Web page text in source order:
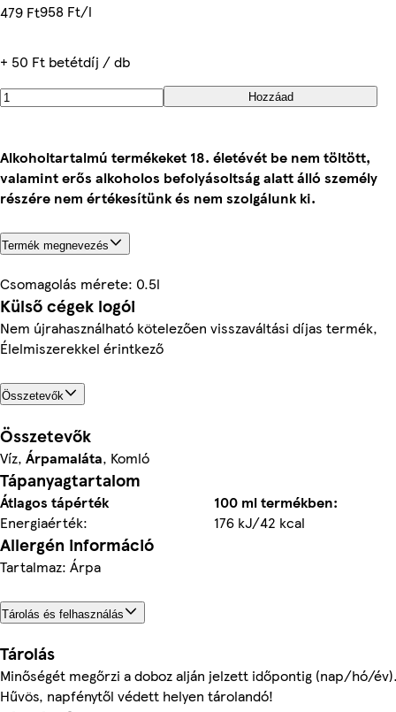
479 Ft958 Ft/l
+ 50 Ft betétdíj / db
Hozzáad
Alkoholtartalmú termékeket 18. életévét be nem töltött,
valamint erős alkoholos befolyásoltság alatt álló személy
részére nem értékesítünk és nem szolgálunk ki.
Termék megnevezés
Csomagolás mérete: 0.5l
Külső cégek logói
Nem újrahasználható kötelezően visszaváltási díjas termék,
Élelmiszerekkel érintkező
Összetevők
Összetevők
Víz, Árpamaláta, Komló
Tápanyagtartalom
Átlagos tápérték
100 ml termékben:
Energiaérték:
176 kJ/42 kcal
Allergén információ
Tartalmaz: Árpa
Tárolás és felhasználás
Tárolás
Minőségét megőrzi a doboz alján jelzett időpontig (nap/hó/
Hűvös, napfénytől védett helyen tárolandó!